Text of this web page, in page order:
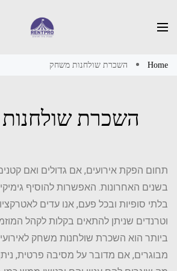
Home השכרת שולחנות משחק
השכרת
תחום הפקת אירועים, אם גדולים ואם קטנים,
בשנים האחרונות. האפשרות להוסיף גימיקים
בלתי סופיות ובכל פעם, אנו עדים
וטרנדים שניתן להתאים בקלות לקהל
ביותר הוא השכרת שולחנות משחק
מבוגרים, אם מדובר על מסיבה פרטית, ניתן